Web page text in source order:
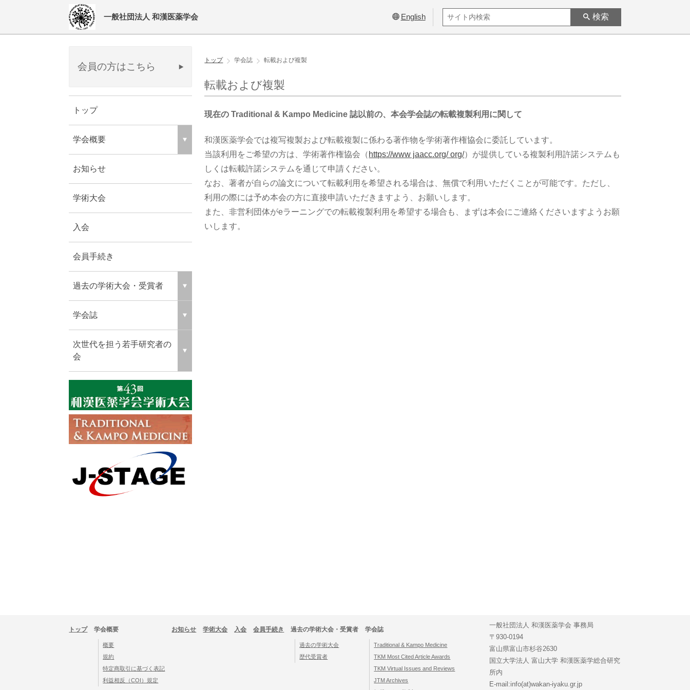
一般社団法人 和漢医薬学会 English 検索
会員の方はこちら
トップ
学会概要
お知らせ
学術大会
入会
会員手続き
過去の学術大会・受賞者
学会誌
次世代を担う若手研究者の
会
トップ 学会誌 転載および複製
転載および複製
現在の Traditional & Kampo Medicine 誌以前の、本会学会誌の転載複製利用に関して
和漢医薬学会では複写複製および転載複製に係わる著作物を学術著作権協会に委託しています。
当該利用をご希望の方は、学術著作権協会（ https://www jaacc.org/ org/）が提供している複製利用許諾システムも
しくは転載許諾システムを通じて申請ください。
なお、著者が自らの論文について転載利用を希望される場合は、無償で利用いただくことが可能です。ただし、
利用の際には予め本会の方に直接申請いただきますよう、お願いします。
また、非営利団体がeラーニングでの転載複製利用を希望する場合も、まずは本会にご連絡くださいますようお願
いします。
トップ 学会概要
概要
規約
特定商取引に基づく表記
利益相反（COI）規定
お知らせ 学術大会 入会 会員手続き 過去の学術大会・受賞者
過去の学術大会
歴代受賞者
学会誌
Traditional & Kampo Medicine
TKM Most Cited Article Awards
TKM Virtual Issues and Reviews
JTM Archives
一般社団法人 和漢医薬学会 事務局
〒930-0194
富山県富山市杉谷2630
国立大学法人 富山大学 和漢医薬学総合研究
所内
E-mail:info(at)wakan-iyaku.gr.jp